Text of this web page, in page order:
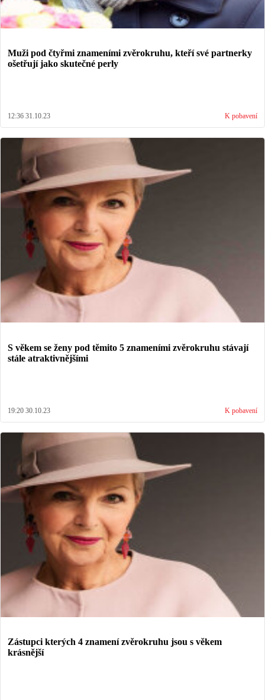
Muži pod čtyřmi znameními zvěrokruhu, kteří své partnerky
ošetřují jako skutečné perly
12:36 31.10.23 K pobavení
S věkem se ženy pod těmito 5 znameními zvěrokruhu stávají
stále atraktivnějšími
19:20 30.10.23 K pobavení
Zástupci kterých 4 znamení zvěrokruhu jsou s věkem
krásnější